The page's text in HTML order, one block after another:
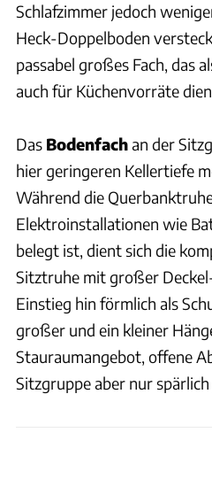
Schlafzimmer jedoch
Heck-Doppelboden
passabel großes Fach, das
auch für Küchenvorräte
Das Bodenfachan der
hier geringeren Kellertiefe
Während die
Elektroinstallationen wie
belegt ist, dient sich die
Sitztruhe mit großer
Einstieg hin förmlich als
großer und ein kleiner
Stauraumangebot, offene
Sitzgruppe aber nur spärlich